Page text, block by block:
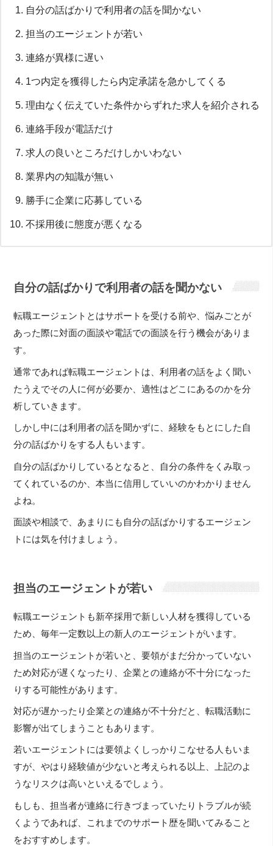
自分の話ばかりで利用者の話を聞かない
担当のエージェントが若い
連絡が異様に遅い
1つ内定を獲得したら内定承諾を急かしてくる
理由なく伝えていた条件からずれた求人を紹介される
連絡手段が電話だけ
求人の良いところだけしかいわない
業界内の知識が無い
勝手に企業に応募している
不採用後に態度が悪くなる
自分の話ばかりで利用者の話を聞かない
転職エージェントとはサポートを受ける前や、悩みごとが
あった際に対面の面談や電話での面談を行う機会がありま
す。
通常であれば転職エージェントは、利用者の話をよく聞い
たうえでその人に何が必要か、適性はどこにあるのかを分
析していきます。
しかし中には利用者の話を聞かずに、経験をもとにした自
分の話ばかりをする人もいます。
自分の話ばかりしているとなると、自分の条件をくみ取っ
てくれているのか、本当に信用していいのかわかりません
よね。
面談や相談で、あまりにも自分の話ばかりするエージェン
トには気を付けましょう。
担当のエージェントが若い
転職エージェントも新卒採用で新しい人材を獲得している
ため、毎年一定数以上の新人のエージェントがいます。
担当のエージェントが若いと、要領がまだ分かっていない
ため対応が遅くなったり、企業との連絡が不十分になった
りする可能性があります。
対応が遅かったり企業との連絡が不十分だと、転職活動に
影響が出てしまうこともあります。
若いエージェントには要領よくしっかりこなせる人もいま
すが、やはり経験値が少ないと考えられる以上、上記のよ
うなリスクは高いといえるでしょう。
もしも、担当者が連絡に行きづまっていたりトラブルが続
くようであれば、これまでのサポート歴を聞いてみること
をおすすめします。